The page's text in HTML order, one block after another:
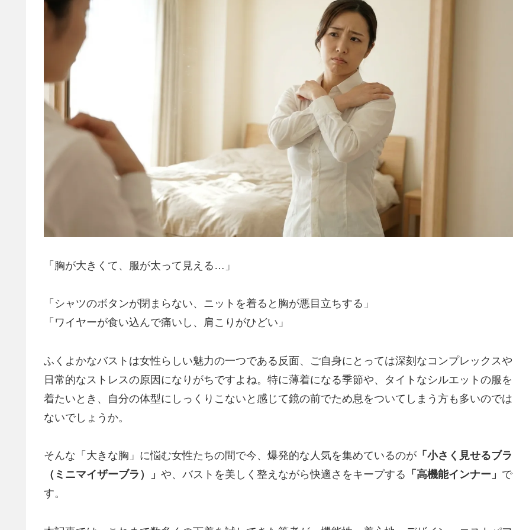
「胸が大きくて、服が太って見える…」
「シャツのボタンが閉まらない、ニットを着ると胸が悪目立ちする」
「ワイヤーが食い込んで痛いし、肩こりがひどい」
ふくよかなバストは女性らしい魅力の一つである反面、ご自身にとっては深刻なコンプレックスや
日常的なストレスの原因になりがちですよね。特に薄着になる季節や、タイトなシルエットの服を
着たいとき、自分の体型にしっくりこないと感じて鏡の前でため息をついてしまう方も多いのでは
ないでしょうか。
そんな「大きな胸」に悩む女性たちの間で今、爆発的な人気を集めているのが 「小さく見せるブラ
（ミニマイザーブラ）」 や、バストを美しく整えながら快適さをキープする 「高機能インナー」 で
す。